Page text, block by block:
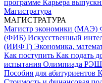
программе Карьера
Магистратура
МАГИСТРАТУРА
Магистр экономики (МАЭ)
(ФИБ) Искусственный
(ИИФТ) Экономика,
Как поступить Как подать
испытания Олимпиада РЭШ
Пособия для абитуриентов